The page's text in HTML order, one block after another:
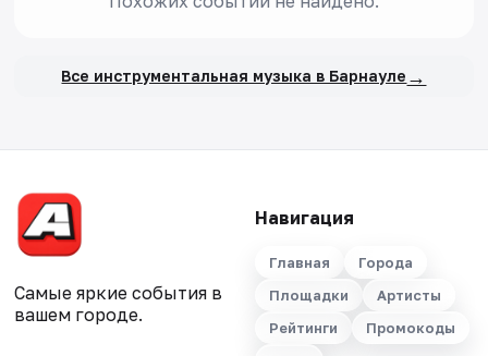
Все инструментальная музыка в Барнауле →
Самые яркие события в
вашем городе.
Навигация
Главная
Города
Площадки
Артисты
Рейтинги
Промокоды